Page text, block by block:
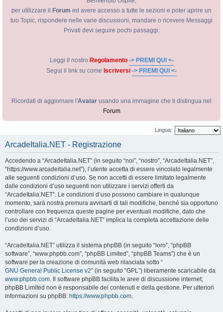
per utilizzare il
Forum ed avere accesso a tutte le sezioni e poter aprire un
tuo Topic, rispondere nelle varie discussioni, mandare o ricevere Messaggi
Privati devi seguire pochi passaggi:
Leggi il nostro Regolamento -> PREMI QUI <-
Segui il link su come Iscriversi -> PREMI QUI <-
Ricordati di aggiornare l'Avatar usando una immagine che ti distingua nel
Forum
Lingua:
ArcadeItalia.NET - Registrazione
Accedendo a “ArcadeItalia.NET” (in seguito “noi”, “nostro”, “ArcadeItalia.NET”,
“https://www.arcadeitalia.net”), l’utente accetta di essere vincolato legalmente
alle seguenti condizioni d’uso. Se non accetti di essere limitato legalmente
dalle condizioni d’uso seguenti non utilizzare i servizi offerti da
“ArcadeItalia.NET”. Le condizioni d’uso possono cambiare in qualunque
momento, sarà nostra premura avvisarti di tali modifiche, benché sia opportuno
controllare con frequenza queste pagine per eventuali modifiche, dato che
l’uso dei servizi di “ArcadeItalia.NET” implica la completa accettazione delle
condizioni d’uso.
“ArcadeItalia.NET” utilizza il sistema phpBB (in seguito “loro”, “phpBB
software”, “www.phpbb.com”, “phpBB Limited”, “phpBB Teams”) che è un
software per la creazione di comunità web rilasciata sotto “
GNU General Public License v2” (in seguito “GPL”) liberamente scaricabile da
www.phpbb.com. Il software phpBB facilita le aree di discussione internet;
phpBB Limited non è responsabile dei contenuti e della gestione. Per ulteriori
informazioni su phpBB: https://www.phpbb.com.